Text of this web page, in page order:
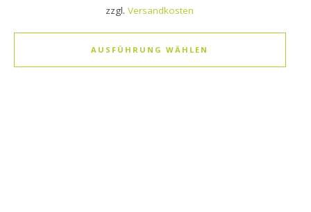
zzgl.Versandkosten
AUSFÜHRUNG WÄHLEN